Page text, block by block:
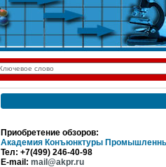
Приобретение обзоров:
Академия Конъюнктуры
Тел: +7(499) 246-40-98
E-mail: mail@akpr.ru